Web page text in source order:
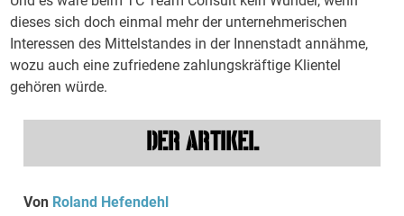
dieses sich doch einmal mehr der unternehmerischen
Interessen des Mittelstandes in der Innenstadt annähme,
wozu auch eine zufriedene zahlungskräftige Klientel
gehören würde.
DER ARTIKEL
Von Roland Hefendehl